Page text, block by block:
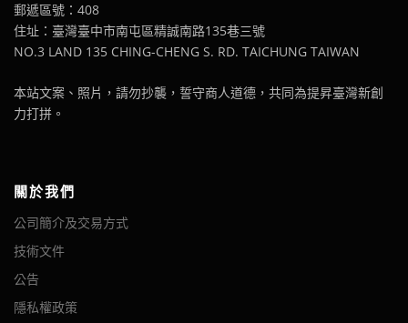
郵遞區號：408
住址：臺灣臺中市南屯區精誠南路135巷三號
NO.3 LAND 135 CHING-CHENG S. RD. TAICHUNG TAIWAN
本站文案、照片，請勿抄襲，誓守商人道德，共同為提昇臺灣新創
力打拼。
關於我們
公司簡介及交易方式
技術文件
公告
隱私權政策